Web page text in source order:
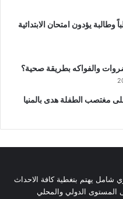
وطالبة يؤدون امتحان الابتدائية
والفواكه بطريقة صحية؟
مغتصب الطفلة هدى بالمنيا
شامل يهتم بتغطية كافة الاحداث
المستوى الدولي والمحلي